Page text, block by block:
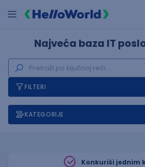
Najveća baza IT
FILTERI
KATEGORIJE
Konkuriši jednim